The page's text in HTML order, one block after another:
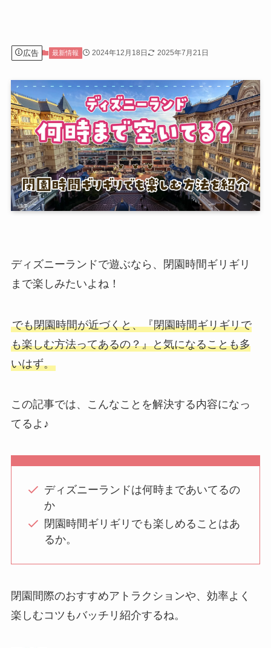
広告 最新情報 2024年12月18日 2025年7月21日
ディズニーランドで遊ぶなら、閉園時間ギリギリ
まで楽しみたいよね！
でも閉園時間が近づくと、『閉園時間ギリギリで
も楽しむ方法ってあるの？』と気になることも多
いはず。
この記事では、こんなことを解決する内容になっ
てるよ♪
ディズニーランドは何時まであいてるの
か
閉園時間ギリギリでも楽しめることはあ
るか。
閉園間際のおすすめアトラクションや、効率よく
楽しむコツもバッチリ紹介するね。